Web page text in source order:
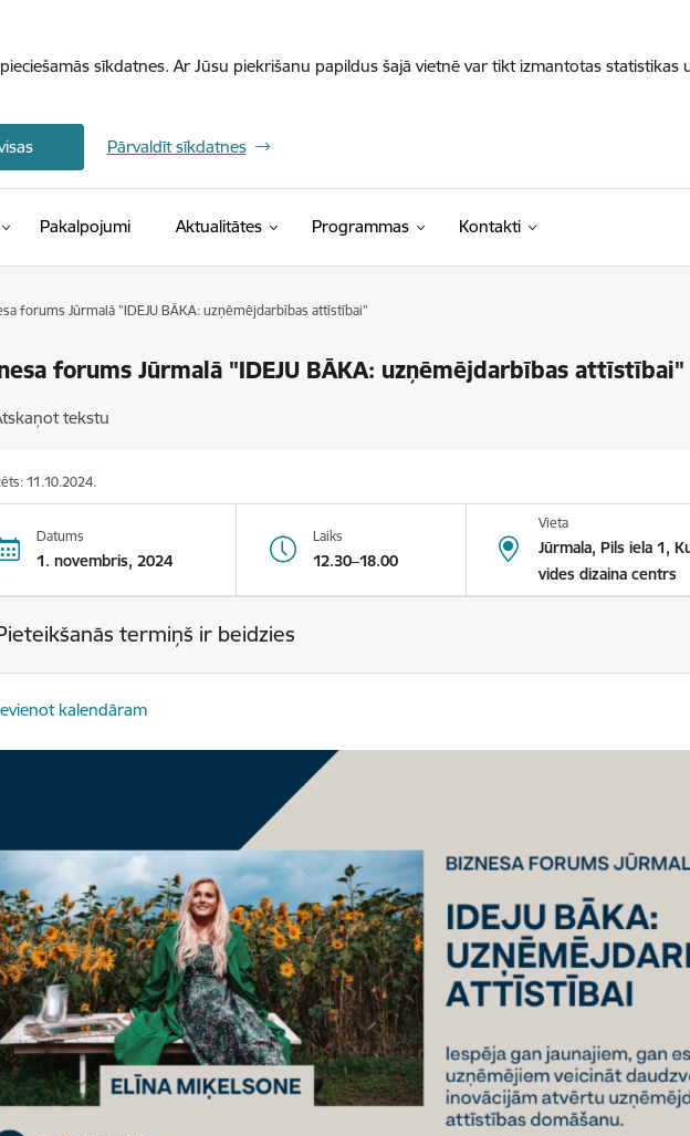
sīkdatnes. Ar Jūsu piekrišanu papildus šajā vietnē var tikt izmantotas statistikas
Pārvaldīt sīkdatnes
Pakalpojumi Aktualitātes Programmas Kontakti
forums Jūrmalā "IDEJU BĀKA: uzņēmējdarbības attīstībai"
forums Jūrmalā "IDEJU BĀKA: uzņēmējdarbības attīstībai"
tekstu
11.10.2024.
Datums
1. novembris, 2024
Laiks
12.30–18.00
Vieta
Jūrmala, Pils iela 1,
vides dizaina centrs
termiņš ir beidzies
kalendāram